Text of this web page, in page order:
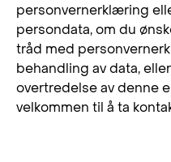
personvernerklæring
persondata, om du
tråd med
behandling av data,
overtredelse av denne
velkommen til å ta